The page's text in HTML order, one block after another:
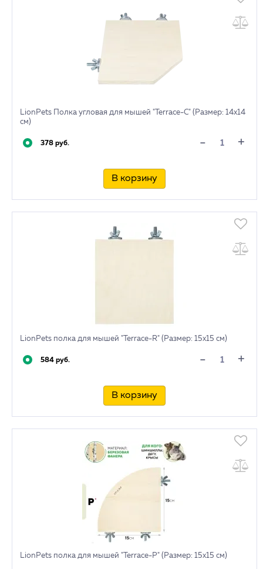
LionPets Полка угловая для мышей "Terrace-C" (Размер: 14х14
см)
378 руб. - +
В корзину
LionPets полка для мышей "Terrace-R" (Размер: 15х15 см)
584 руб. - +
В корзину
LionPets полка для мышей "Terrace-P" (Размер: 15х15 см)